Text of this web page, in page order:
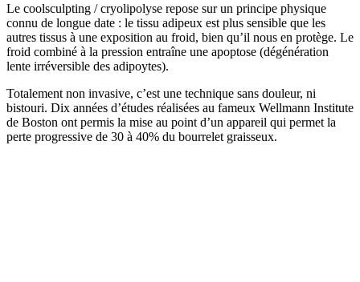
Le coolsculpting / cryolipolyse repose sur un principe physique
connu de longue date : le tissu adipeux est plus sensible que les
autres tissus à une exposition au froid, bien qu’il nous en protège. Le
froid combiné à la pression entraîne une apoptose (dégénération
lente irréversible des adipoytes).
Totalement non invasive, c’est une technique sans douleur, ni
bistouri. Dix années d’études réalisées au fameux Wellmann Institute
de Boston ont permis la mise au point d’un appareil qui permet la
perte progressive de 30 à 40% du bourrelet graisseux.